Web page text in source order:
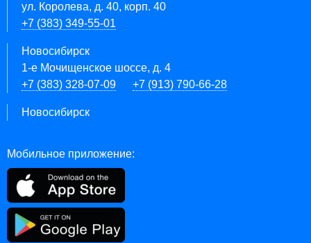
ул. Королева, д. 40, корп. 40
+7 (383) 349-55-01
Новосибирск
1-е Мочищенское шоссе, д. 4
+7 (383) 328-07-09
+7 (913) 790-66-28
Новосибирск
Мобильное приложение: